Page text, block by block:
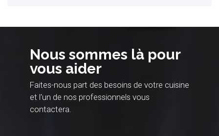
Nous sommes là pour
vous aider
Faites-nous part des besoins de votre cuisine
et l'un de nos professionnels vous
contactera.